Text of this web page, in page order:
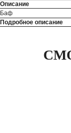
Описание
Баф
Подробное описание